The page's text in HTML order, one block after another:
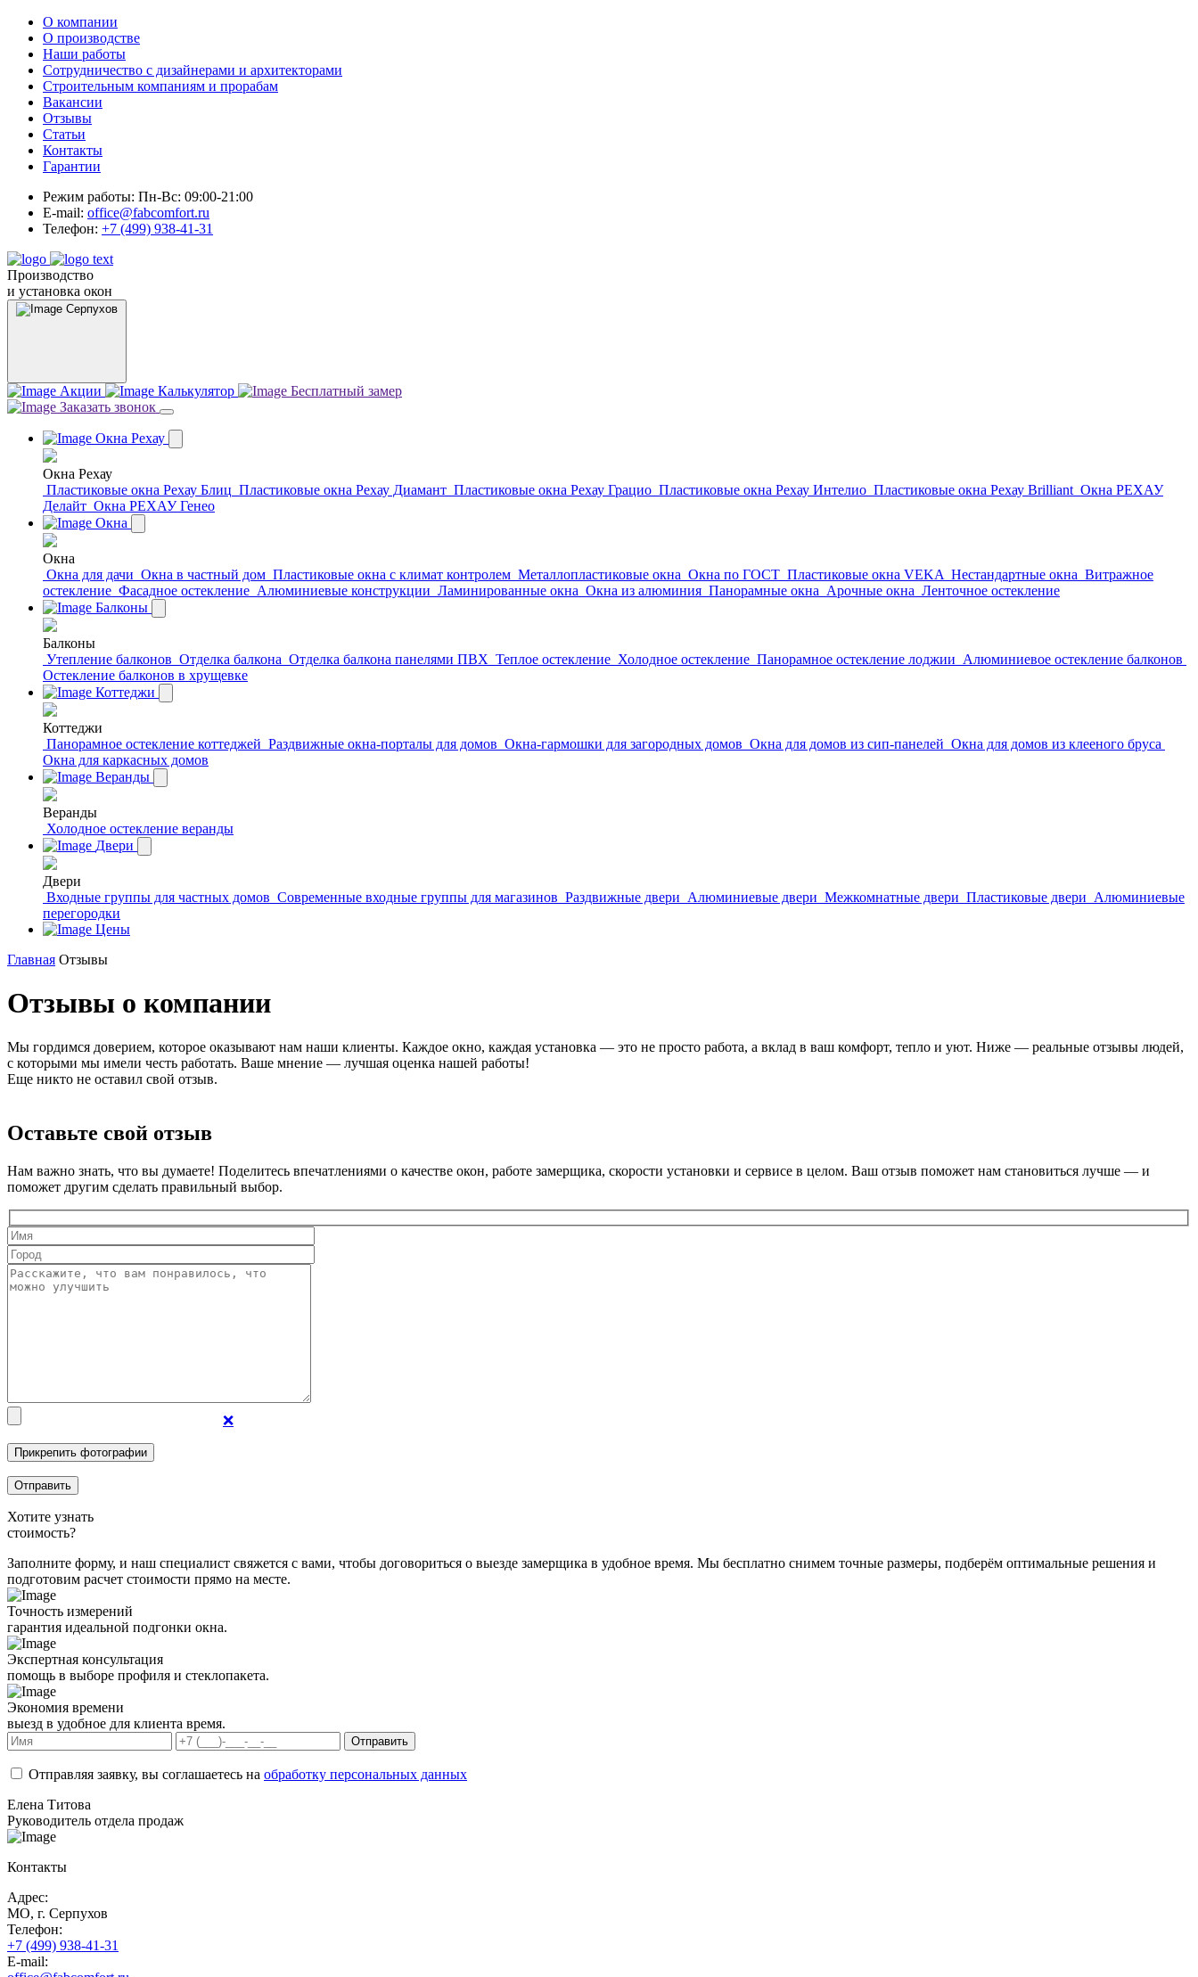
О компании
О производстве
Наши работы
Сотрудничество с дизайнерами и архитекторами
Строительным компаниям и прорабам
Вакансии
Отзывы
Статьи
Контакты
Гарантии
Режим работы: Пн-Вс: 09:00-21:00
E-mail: office@fabcomfort.ru
Телефон: +7 (499) 938-41-31
Производство
и установка окон
Серпухов
Акции Калькулятор
Бесплатный замер
Заказать звонок
Окна Рехау
Окна Рехау
Пластиковые окна Рехау Блиц Пластиковые окна Рехау Диамант Пластиковые окна Рехау Грацио Пластиковые окна Рехау Интелио Пластиковые окна Рехау Brilliant Окна РЕХАУ
Делайт Окна РЕХАУ Генео
Окна
Окна
Окна для дачи Окна в частный дом Пластиковые окна с климат контролем Металлопластиковые окна Окна по ГОСТ Пластиковые окна VEKA Нестандартные окна Витражное
остекление Фасадное остекление Алюминиевые конструкции Ламинированные окна Окна из алюминия Панорамные окна Арочные окна Ленточное остекление
Балконы
Балконы
Утепление балконов Отделка балкона Отделка балкона панелями ПВХ Теплое остекление Холодное остекление Панорамное остекление лоджии Алюминиевое остекление балконов
Остекление балконов в хрущевке
Коттеджи
Коттеджи
Панорамное остекление коттеджей Раздвижные окна-порталы для домов Окна-гармошки для загородных домов Окна для домов из сип-панелей Окна для домов из клееного бруса
Окна для каркасных домов
Веранды
Веранды
Холодное остекление веранды
Двери
Двери
Входные группы для частных домов Современные входные группы для магазинов Раздвижные двери Алюминиевые двери Межкомнатные двери Пластиковые двери Алюминиевые
перегородки
Цены
Главная Отзывы
Отзывы о компании
Мы гордимся доверием, которое оказывают нам наши клиенты. Каждое окно, каждая установка — это не просто работа, а вклад в ваш комфорт, тепло и уют. Ниже — реальные отзывы людей,
с которыми мы имели честь работать. Ваше мнение — лучшая оценка нашей работы!
Еще никто не оставил свой отзыв.
Оставьте свой отзыв
Нам важно знать, что вы думаете! Поделитесь впечатлениями о качестве окон, работе замерщика, скорости установки и сервисе в целом. Ваш отзыв поможет нам становиться лучше — и
поможет другим сделать правильный выбор.
❌
Хотите узнать
стоимость?
Заполните форму, и наш специалист свяжется с вами, чтобы договориться о выезде замерщика в удобное время. Мы бесплатно снимем точные размеры, подберём оптимальные решения и
подготовим расчет стоимости прямо на месте.
Точность измерений
гарантия идеальной подгонки окна.
Экспертная консультация
помощь в выборе профиля и стеклопакета.
Экономия времени
выезд в удобное для клиента время.
Отправить
Отправляя заявку, вы соглашаетесь на обработку персональных данных
Елена Титова
Руководитель отдела продаж
Контакты
Адрес:
МО, г. Серпухов
Телефон:
+7 (499) 938-41-31
E-mail: